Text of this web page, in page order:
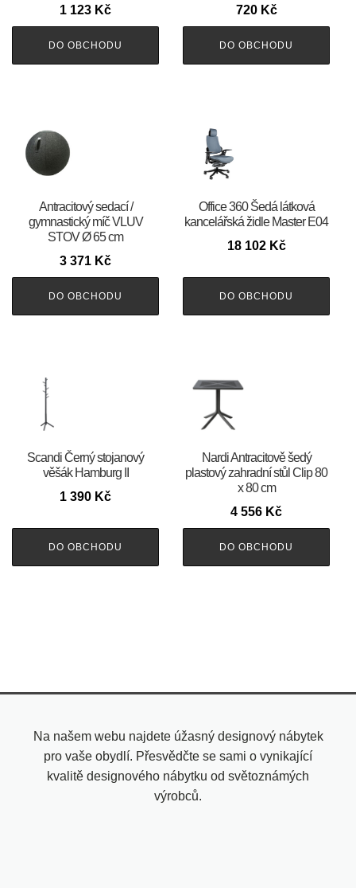
1 123 Kč
DO OBCHODU
720 Kč
DO OBCHODU
Antracitový sedací /
gymnastický míč VLUV
STOV Ø 65 cm
3 371 Kč
DO OBCHODU
Office 360 Šedá látková
kancelářská židle Master E04
18 102 Kč
DO OBCHODU
Scandi Černý stojanový
věšák Hamburg II
1 390 Kč
DO OBCHODU
Nardi Antracitově šedý
plastový zahradní stůl Clip 80
x 80 cm
4 556 Kč
DO OBCHODU
Na našem webu najdete úžasný designový nábytek
pro vaše obydlí. Přesvědčte se sami o vynikající
kvalitě designového nábytku od světoznámých
výrobců.